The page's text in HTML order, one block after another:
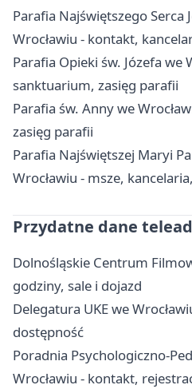
Parafia Najświętszego Serca
Wrocławiu - kontakt,
Parafia Opieki św. Józefa we
sanktuarium, zasięg parafii
Parafia św. Anny we
zasięg parafii
Parafia Najświętszej Maryi
Wrocławiu - msze,
Przydatne dane
Dolnośląskie Centrum
godziny, sale i dojazd
Delegatura UKE we
dostępność
Poradnia Psychologiczno-
Wrocławiu - kontakt,